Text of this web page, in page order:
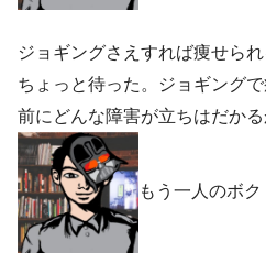
ジョギングさえすれば痩せられ
ちょっと待った。ジョギング
前にどんな障害が立ちはだかる
もう一人のボク